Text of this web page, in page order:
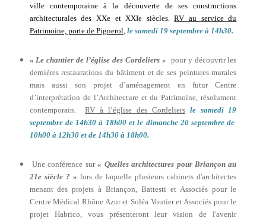
ville contemporaine à la découverte de ses constructions
architecturales des XXe et XXIe siècles.RV au service du
Patrimoine, porte de Pignerol le samedi 19 septembre à 14h30.
« Le chantier de l’église des Cordeliers » pour y découvrir les
dernières restaurations du bâtiment et de ses peintures murales
mais aussi son projet d’aménagement en futur Centre
d’interprétation de l’Architecture et du Patrimoine, résolument
contemporain.RV à l’église des Cordeliersle samedi 19
septembre de 14h30 à 18h00 et le dimanche 20 septembre de
10h00 à 12h30 et de 14h30 à 18h00.
Une conférence sur« Quelles architectures pour Briançon au
21e siècle ? » lors de laquelle plusieurs cabinets d'architectes
menant des projets à Briançon, Battesti et Associés pour le
Centre Médical Rhône Azur et Soléa Voutier et Associés pour le
projet Habrico, vous présenteront leur vision de l'avenir